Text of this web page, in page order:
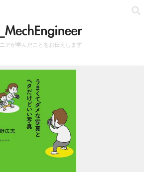
アが学んだことをお伝えします